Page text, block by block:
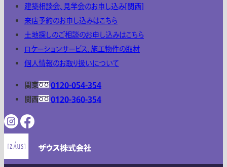
建築相談会、見学会のお申し込み[関西]
来店予約のお申し込みはこちら
土地探しのご相談のお申し込みはこちら
ロケーションサービス、施工物件の取材
個人情報のお取り扱いについて
関東
0120-054-354
関西
0120-360-354